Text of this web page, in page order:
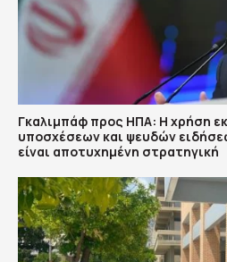
Γκαλιμπάφ προς ΗΠΑ: Η χρήση
υποσχέσεων και ψευδών
είναι αποτυχημένη στρατηγική